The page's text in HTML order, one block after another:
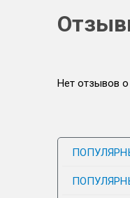
Нет отзывов